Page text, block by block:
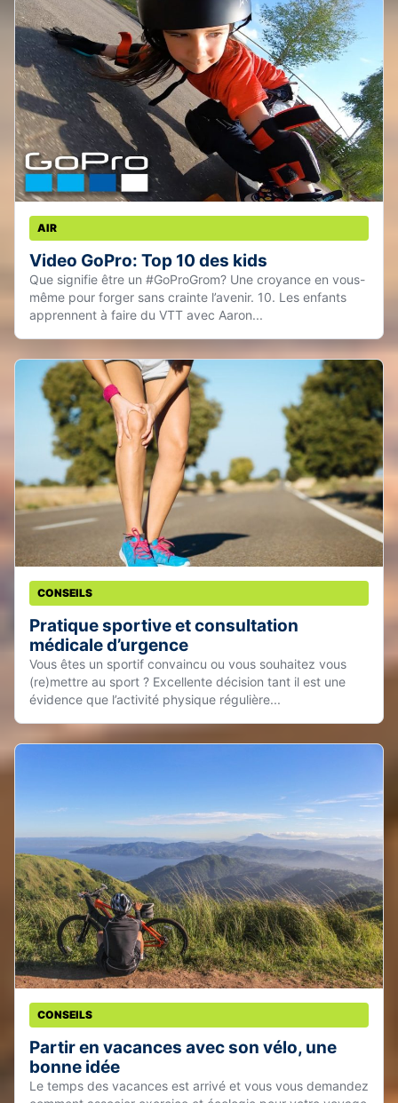
AIR
Video GoPro: Top 10 des kids
Que signifie être un #GoProGrom? Une croyance en vous-
même pour forger sans crainte l’avenir. 10. Les enfants
apprennent à faire du VTT avec Aaron...
CONSEILS
Pratique sportive et consultation
médicale d’urgence
Vous êtes un sportif convaincu ou vous souhaitez vous
(re)mettre au sport ? Excellente décision tant il est une
évidence que l’activité physique régulière...
CONSEILS
Partir en vacances avec son vélo, une
bonne idée
Le temps des vacances est arrivé et vous vous demandez